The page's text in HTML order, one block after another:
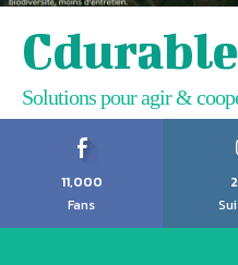
Solutions pour agir &
11,000
Fans